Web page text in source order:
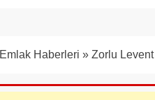
Emlak Haberleri » Zorlu